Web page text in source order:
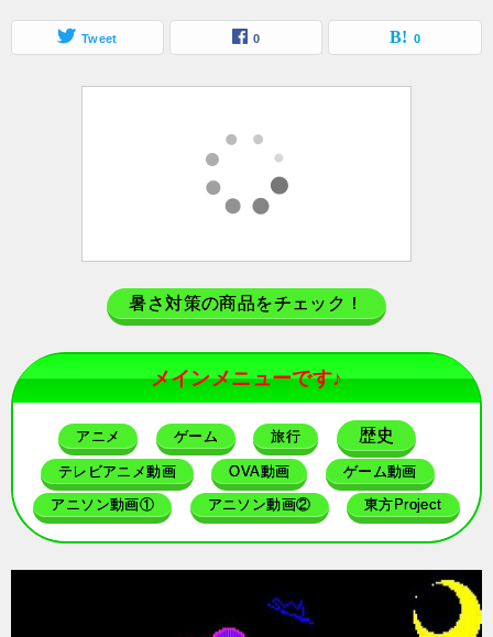
Tweet 0 0
暑さ対策の商品をチェック！
メインメニューです♪
アニメ ゲーム 旅行 歴史
テレビアニメ動画 OVA動画 ゲーム動画
アニソン動画① アニソン動画② 東方Project